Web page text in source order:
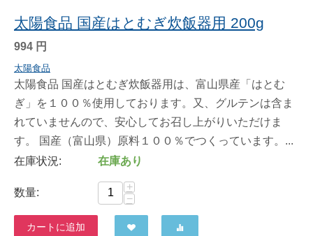
太陽食品 国産はとむぎ炊飯器用 200g
994 円
太陽食品
太陽食品 国産はとむぎ炊飯器用は、富山県産「はとむ
ぎ」を１００％使用しております。又、グルテンは含ま
れていませんので、安心してお召し上がりいただけま
す。 国産（富山県）原料１００％でつくっています。...
在庫状況:
在庫あり
数量:
+
−
カートに追加